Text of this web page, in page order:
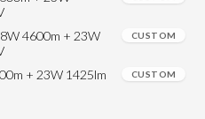
4600m + 23W
CUSTOM
+ 23W 1425lm
CUSTOM